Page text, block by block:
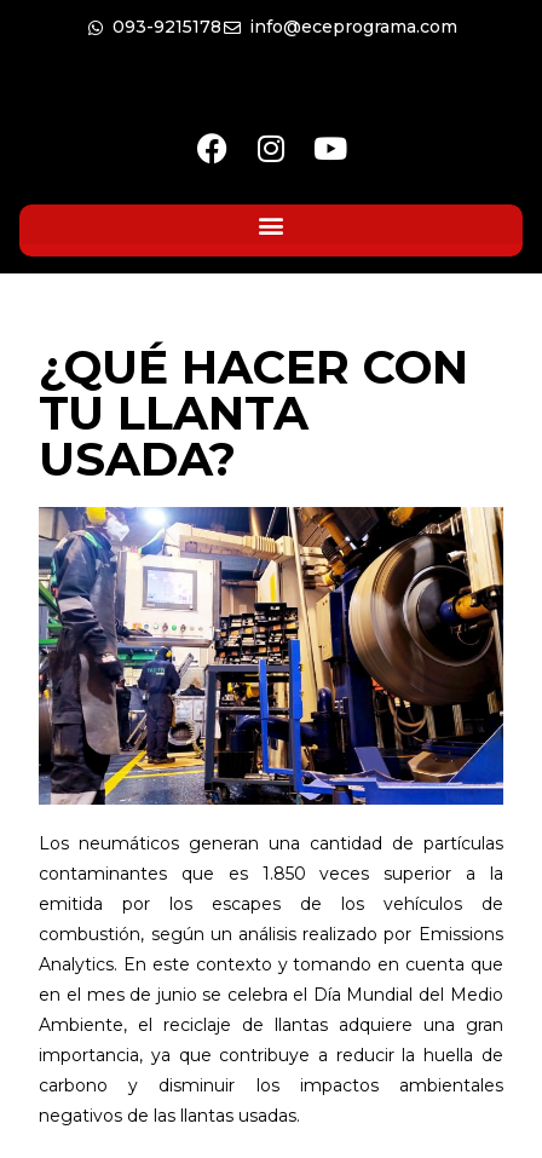
093-9215178 info@eceprograma.com
¿QUÉ HACER CON
TU LLANTA
USADA?
Los neumáticos generan una cantidad de partículas
contaminantes que es 1.850 veces superior a la
emitida por los escapes de los vehículos de
combustión, según un análisis realizado por Emissions
Analytics. En este contexto y tomando en cuenta que
en el mes de junio se celebra el Día Mundial del Medio
Ambiente, el reciclaje de llantas adquiere una gran
importancia, ya que contribuye a reducir la huella de
carbono y disminuir los impactos ambientales
negativos de las llantas usadas.